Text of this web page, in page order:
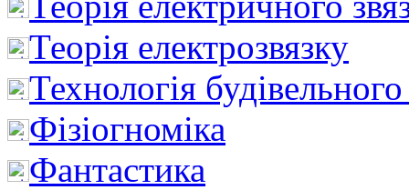
Теорія електрозвязку
Технологія
Фізіогноміка
Фантастика